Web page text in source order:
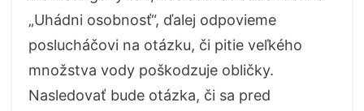
„Uhádni osobnosť“, ďalej odpovieme
poslucháčovi na otázku, či pitie veľkého
množstva vody poškodzuje obličky.
Nasledovať bude otázka, či sa pred